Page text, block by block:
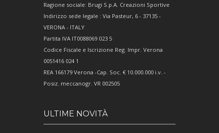
Ragione sociale: Brugi S.p.A. Creazioni Sportive
Indirizzo sede legale : Via Pasteur, 6 - 37135 -
VERONA - ITALY
Partita IVA IT0088069 023 5
Codice Fiscale e Iscrizione Reg. Impr. Verona
0051416 024 1
REA 166179 Verona -Cap. Soc. € 10.000.000 i.v. -
Posiz. meccanogr. VR 002505
ULTIME NOVITÀ